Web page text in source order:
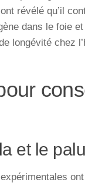
révélé qu’il
dans le foie
longévité chez
et le